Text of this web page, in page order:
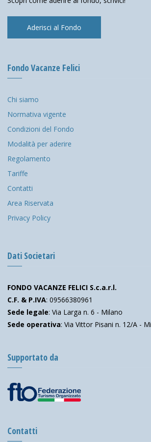
Aderisci al Fondo
Fondo Vacanze Felici
Chi siamo
Normativa vigente
Condizioni del Fondo
Modalità per aderire
Regolamento
Tariffe
Contatti
Area Riservata
Privacy Policy
Dati Societari
FONDO VACANZE FELICI S.c.a.r.l.
C.F. & P.IVA: 09566380961
Sede legale: Via Larga n. 6 - Milano
Sede operativa: Via Vittor Pisani n. 12/A -
Supportato da
Contatti